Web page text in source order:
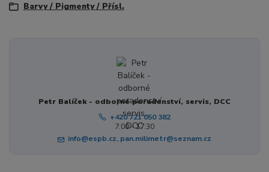
Barvy / Pigmenty / Přísl.
Petr Balíček - odborné poradenství, servis, DCC
+420 721 050 382
7:00 - 17:30
info@espb.cz, pan.milimetr@seznam.cz